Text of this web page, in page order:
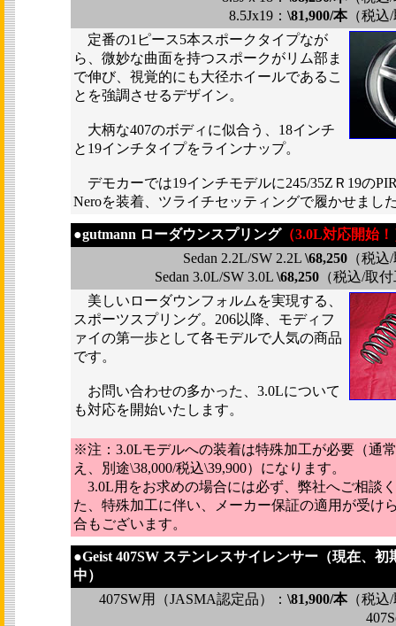
8.5Jx19： \81,900/本 （税
定番の1ピース5本スポークタイプなが
ら、微妙な曲面を持つスポークがリム部ま
で伸び、視覚的にも大径ホイールであるこ
とを強調させるデザイン。
大柄な407のボディに似合う、18インチ
と19インチタイプをラインナップ。
デモカーでは19インチモデルに245/35ZＲ19の
Neroを装着、ツライチセッティングで履かせまし
●gutmann ローダウンスプリング（3.0L対応開始！
Sedan 2.2L/SW 2.2L \68,250 （税
Sedan 3.0L/SW 3.0L \68,250 （税込/取
美しいローダウンフォルムを実現する、
スポーツスプリング。206以降、モディフ
ァイの第一歩として各モデルで人気の商品
です。
お問い合わせの多かった、3.0Lについて
も対応を開始いたします。
※注：3.0Lモデルへの装着は特殊加工が必要（通
え、別途\38,000/税込\39,900）になります。
3.0L用をお求めの場合には必ず、弊社へご相談
た、特殊加工に伴い、メーカー保証の適用が受け
合もございます。
●Geist 407SW ステンレスサイレンサー（現在、初
中）
407SW用（JASMA認定品）： \81,900/本 （税